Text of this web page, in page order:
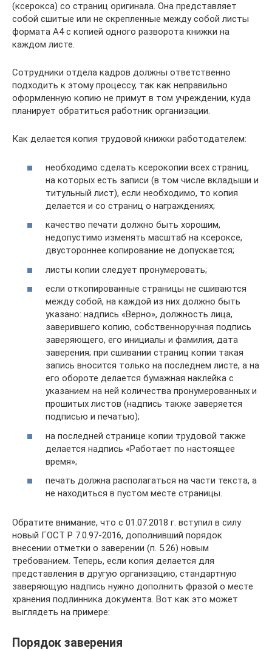
(ксерокса) со страниц оригинала. Она представляет
собой сшитые или не скрепленные между собой листы
формата А4 с копией одного разворота книжки на
каждом листе.
Сотрудники отдела кадров должны ответственно
подходить к этому процессу, так как неправильно
оформленную копию не примут в том учреждении, куда
планирует обратиться работник организации.
Как делается копия трудовой книжки работодателем:
необходимо сделать ксерокопии всех страниц,
на которых есть записи (в том числе вкладыши и
титульный лист), если необходимо, то копия
делается и со страниц о награждениях;
качество печати должно быть хорошим,
недопустимо изменять масштаб на ксероксе,
двустороннее копирование не допускается;
листы копии следует пронумеровать;
если откопированные страницы не сшиваются
между собой, на каждой из них должно быть
указано: надпись «Верно», должность лица,
заверившего копию, собственноручная подпись
заверяющего, его инициалы и фамилия, дата
заверения; при сшивании страниц копии такая
запись вносится только на последнем листе, а на
его обороте делается бумажная наклейка с
указанием на ней количества пронумерованных и
прошитых листов (надпись также заверяется
подписью и печатью);
на последней странице копии трудовой также
делается надпись «Работает по настоящее
время»;
печать должна располагаться на части текста, а
не находиться в пустом месте страницы.
Обратите внимание, что с 01.07.2018 г. вступил в силу
новый ГОСТ Р 7.0.97-2016, дополнивший порядок
внесении отметки о заверении (п. 5.26) новым
требованием. Теперь, если копия делается для
представления в другую организацию, стандартную
заверяющую надпись нужно дополнить фразой о месте
хранения подлинника документа. Вот как это может
выглядеть на примере:
Порядок заверения